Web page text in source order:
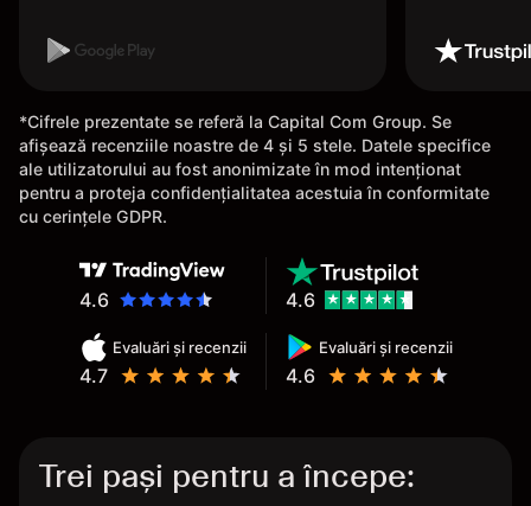
*Cifrele prezentate se referă la Capital Com Group. Se
afișează recenziile noastre de 4 și 5 stele. Datele specifice
ale utilizatorului au fost anonimizate în mod intenționat
pentru a proteja confidențialitatea acestuia în conformitate
cu cerințele GDPR.
4.6
Evaluări și recenzii
4.7
Evaluări și recenzii
4.6
4.6
Trei pași pentru a începe: